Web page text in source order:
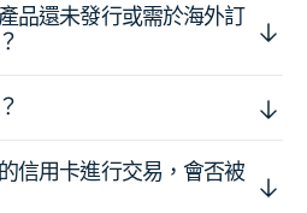
品還未發行或需於海外訂
信用卡進行交易，會否被